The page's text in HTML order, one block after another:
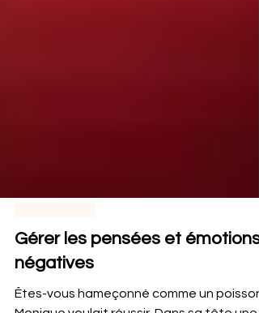
Développement personnel
Gérer les pensées et émotions
négatives